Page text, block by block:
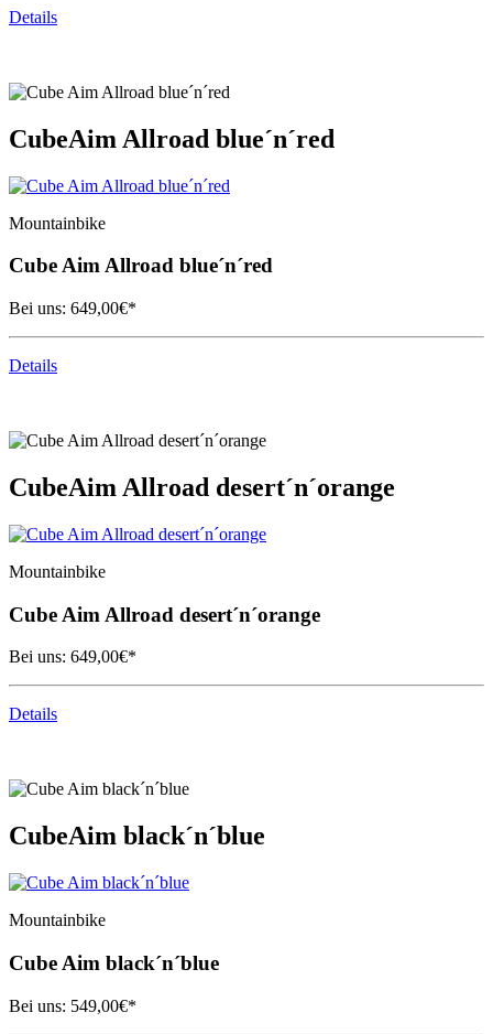
Details
CubeAim Allroad blue´n´red
Mountainbike
CubeAim Allroad blue´n´red
Bei uns: 649,00€*
Details
CubeAim Allroad desert´n´orange
Mountainbike
Cube Aim Allroad desert´n´orange
Bei uns: 649,00€*
Details
CubeAim black´n´blue
Mountainbike
Cube Aim black´n´blue
Bei uns: 549,00€*